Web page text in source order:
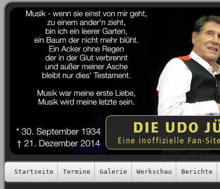
Startseite Termine Galerie Werkschau Berichte